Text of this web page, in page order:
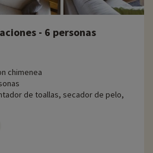
- 6 personas
chimenea
de toallas, secador de pelo,